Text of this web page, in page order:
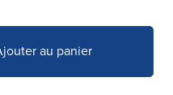
au panier